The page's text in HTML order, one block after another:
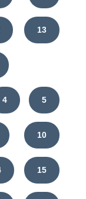
13
4 5
10
15